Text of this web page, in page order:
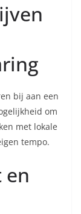
bij aan een
om
met lokale
tempo.
en